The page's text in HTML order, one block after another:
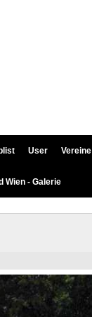
User Vereine
Wien - Galerie